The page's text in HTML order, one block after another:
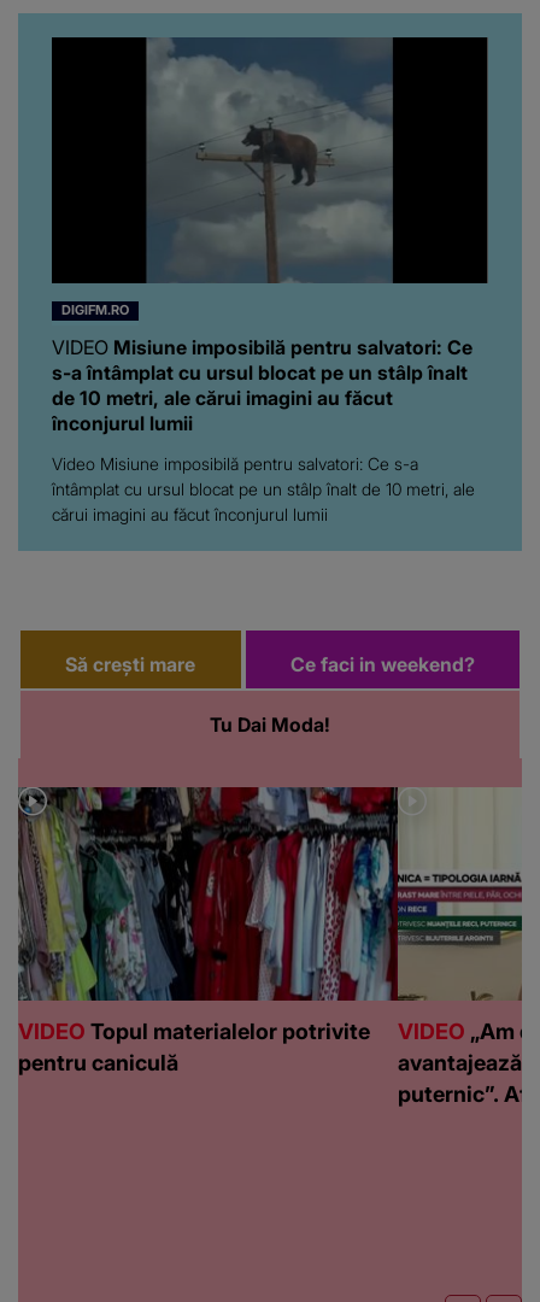
artistă i-a lăsat MASCĂ
pe toți. De data aceasta,
”Poate că aveam să ne
spunem, să ne...”
DIGIFM.RO
VIDEO Misiune imposibilă pentru salvatori: Ce
s-a întâmplat cu ursul blocat pe un stâlp înalt
de 10 metri, ale cărui imagini au făcut
înconjurul lumii
Video Misiune imposibilă pentru salvatori: Ce s-a
întâmplat cu ursul blocat pe un stâlp înalt de 10 metri, ale
cărui imagini au făcut înconjurul lumii
Să crești mare
Tu Dai Moda!
Ce faci in weekend?
VIDEO Topul materialelor potrivite
pentru caniculă
VIDEO „Am
avantajează
puternic”.